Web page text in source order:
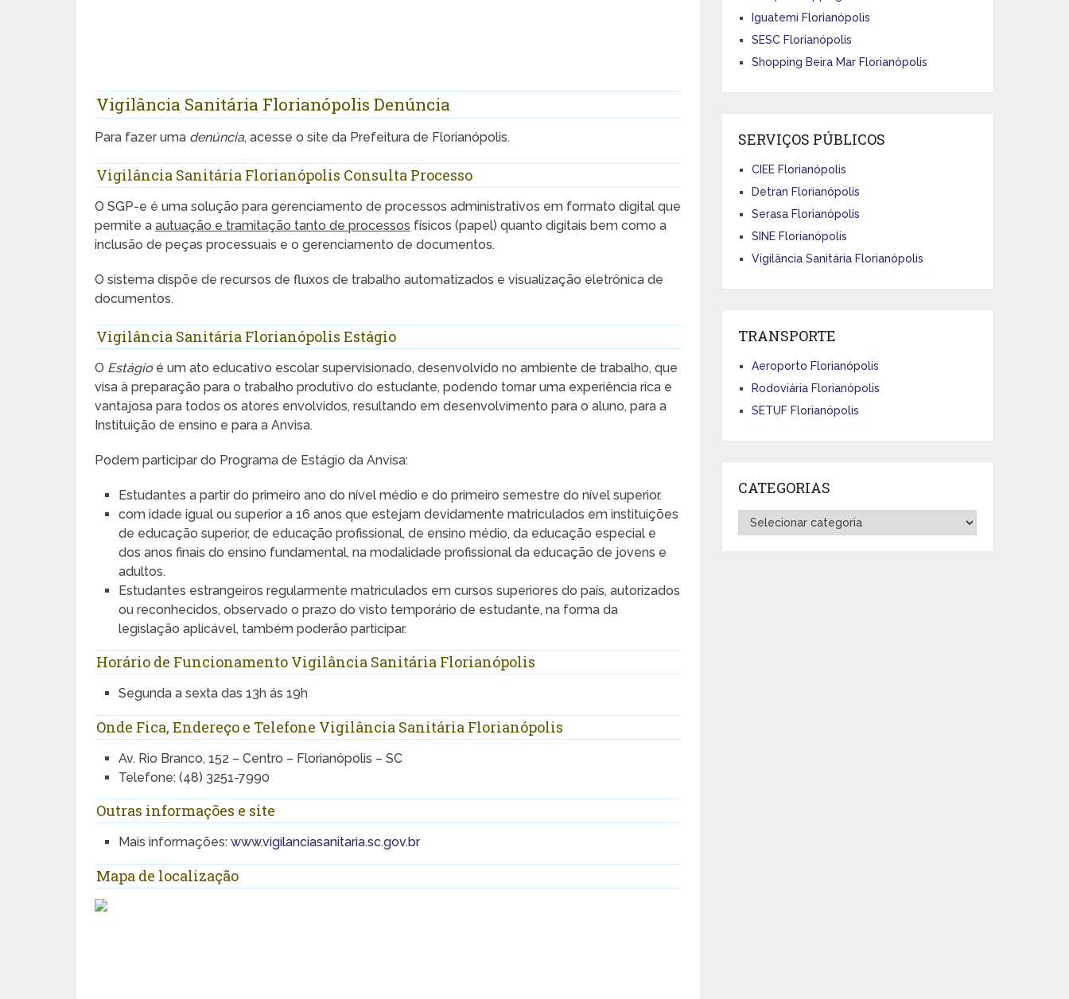
Vigilância Sanitária Florianópolis Denúncia
Para fazer uma denúncia, acesse o site da Prefeitura de Florianópolis.
Vigilância Sanitária Florianópolis Consulta Processo
O SGP-e é uma solução para gerenciamento de processos administrativos em formato digital que
permite aautuação e tramitação tanto de processos físicos (papel) quanto digitais bem como a
inclusão de peças processuais e o gerenciamento de documentos.
O sistema dispõe de recursos de fluxos de trabalho automatizados e visualização eletrônica de
documentos.
Vigilância Sanitária Florianópolis Estágio
O Estágioé um ato educativo escolar supervisionado, desenvolvido no ambiente de trabalho, que
visa à preparação para o trabalho produtivo do estudante, podendo tornar uma experiência rica e
vantajosa para todos os atores envolvidos, resultando em desenvolvimento para o aluno, para a
Instituição de ensino e para a Anvisa.
Podem participar do Programa de Estágio da Anvisa:
Estudantes a partir do primeiro ano do nível médio e do primeiro semestre do nível superior.
com idade igual ou superior a 16 anos que estejam devidamente matriculados em instituições
de educação superior, de educação profissional, de ensino médio, da educação especial e
dos anos finais do ensino fundamental, na modalidade profissional da educação de jovens e
adultos.
Estudantes estrangeiros regularmente matriculados em cursos superiores do país, autorizados
ou reconhecidos, observado o prazo do visto temporário de estudante, na forma da
legislação aplicável, também poderão participar.
Horário de Funcionamento Vigilância Sanitária Florianópolis
Segunda a sexta das 13h ás 19h
Onde Fica, Endereço e Telefone Vigilância Sanitária Florianópolis
Av. Rio Branco, 152 – Centro – Florianópolis – SC
Telefone: (48) 3251-7990
Outras informações e site
Mais informações:www.vigilanciasanitaria.sc.gov.br
Mapa de localização
Iguatemi Florianópolis
SESC Florianópolis
Shopping Beira Mar Florianópolis
SERVIÇOS PÚBLICOS
CIEE Florianópolis
Detran Florianópolis
Serasa Florianópolis
SINE Florianópolis
Vigilância Sanitária Florianópolis
TRANSPORTE
Aeroporto Florianópolis
Rodoviária Florianópolis
SETUF Florianópolis
CATEGORIAS
Categorias